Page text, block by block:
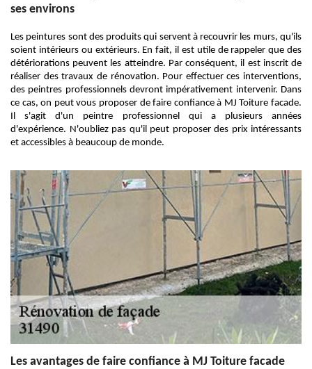
ses environs
Les peintures sont des produits qui servent à recouvrir les murs, qu'ils
soient intérieurs ou extérieurs. En fait, il est utile de rappeler que des
détériorations peuvent les atteindre. Par conséquent, il est inscrit de
réaliser des travaux de rénovation. Pour effectuer ces interventions,
des peintres professionnels devront impérativement intervenir. Dans
ce cas, on peut vous proposer de faire confiance à MJ Toiture facade.
Il s'agit d'un peintre professionnel qui a plusieurs années
d'expérience. N'oubliez pas qu'il peut proposer des prix intéressants
et accessibles à beaucoup de monde.
Les avantages de faire confiance à MJ Toiture facade